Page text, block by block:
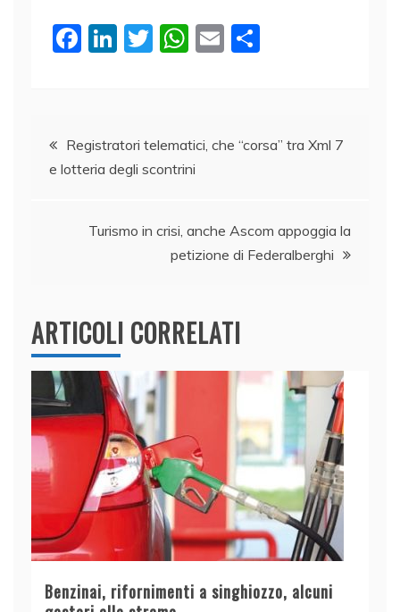
F
b
o
k
Li
dI
n
T
W
A
p
E
vi
Navigazione
articoli
Registratori telematici, che “corsa” tra Xml 7
e lotteria degli scontrini
Turismo in crisi, anche Ascom appoggia la
petizione di Federalberghi
ARTICOLI CORRELATI
Benzinai, rifornimenti a singhiozzo, alcuni